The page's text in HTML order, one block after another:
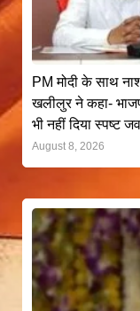
PM मोदी के साथ
खलीलुर ने कहा-
भी नहीं दिया स्पष्ट
August 8, 2026